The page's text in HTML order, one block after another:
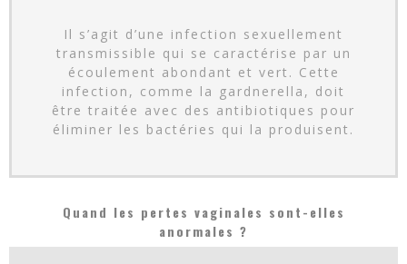
Il s’agit d’une infection sexuellement
transmissible qui se caractérise par un
écoulement abondant et vert. Cette
infection, comme la gardnerella, doit
être traitée avec des antibiotiques pour
éliminer les bactéries qui la produisent.
Quand les pertes vaginales sont-elles
anormales ?